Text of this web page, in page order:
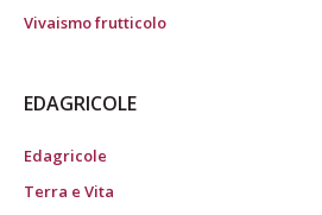
Vivaismo frutticolo
EDAGRICOLE
Edagricole
Terra e Vita